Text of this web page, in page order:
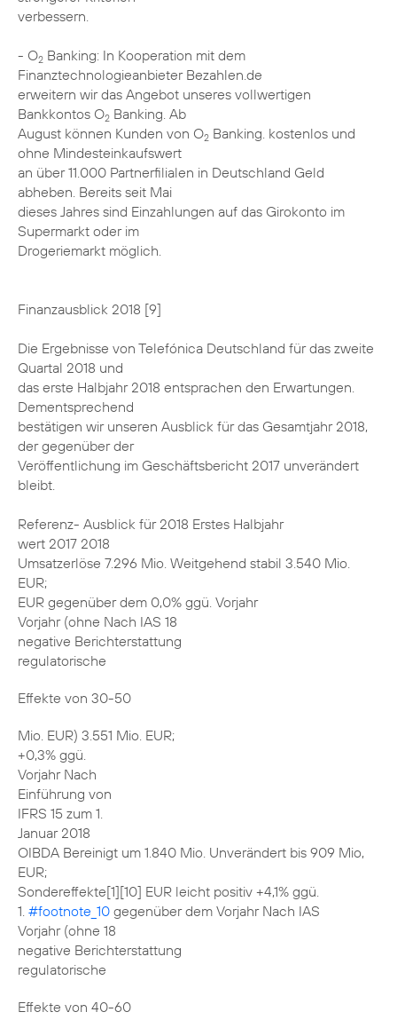
verbessern.
- O2 Banking: In Kooperation mit dem
Finanztechnologieanbieter Bezahlen.de
erweitern wir das Angebot unseres vollwertigen
Bankkontos O2 Banking. Ab
August können Kunden von O2 Banking. kostenlos und
ohne Mindesteinkaufswert
an über 11.000 Partnerfilialen in Deutschland Geld
abheben. Bereits seit Mai
dieses Jahres sind Einzahlungen auf das Girokonto im
Supermarkt oder im
Drogeriemarkt möglich.
Finanzausblick 2018 [9]
Die Ergebnisse von Telefónica Deutschland für das zweite
Quartal 2018 und
das erste Halbjahr 2018 entsprachen den Erwartungen.
Dementsprechend
bestätigen wir unseren Ausblick für das Gesamtjahr 2018,
der gegenüber der
Veröffentlichung im Geschäftsbericht 2017 unverändert
bleibt.
Referenz- Ausblick für 2018 Erstes Halbjahr
wert 2017 2018
Umsatzerlöse 7.296 Mio. Weitgehend stabil 3.540 Mio.
EUR;
EUR gegenüber dem 0,0% ggü. Vorjahr
Vorjahr (ohne Nach IAS 18
negative Berichterstattung
regulatorische
Effekte von 30-50
Mio. EUR) 3.551 Mio. EUR;
+0,3% ggü.
Vorjahr Nach
Einführung von
IFRS 15 zum 1.
Januar 2018
OIBDA Bereinigt um 1.840 Mio. Unverändert bis 909 Mio,
EUR;
Sondereffekte[1][10] EUR leicht positiv +4,1% ggü.
1. #footnote_10 gegenüber dem Vorjahr Nach IAS
Vorjahr (ohne 18
negative Berichterstattung
regulatorische
Effekte von 40-60